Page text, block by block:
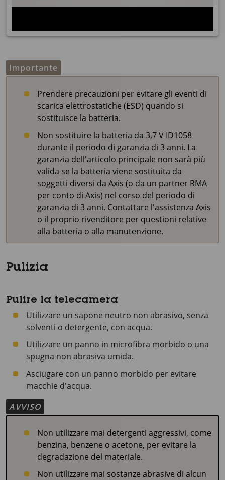
Importante
Prendere precauzioni per evitare gli eventi di
scarica elettrostatiche (ESD) quando si
sostituisce la batteria.
Non sostituire la batteria da 3,7 V ID1058
durante il periodo di garanzia di 3 anni. La
garanzia dell'articolo principale non sarà più
valida se la batteria viene sostituita da
soggetti diversi da Axis (o da un partner RMA
per conto di Axis) nel corso del periodo di
garanzia di 3 anni. Contattare l'assistenza Axis
o il proprio rivenditore per questioni relative
alla batteria o alla manutenzione.
Pulizia
Pulire la telecamera
Utilizzare un sapone neutro non abrasivo, senza
solventi o detergente, con acqua.
Utilizzare un panno in microfibra morbido o una
spugna non abrasiva umida.
Asciugare con un panno morbido per evitare
macchie d'acqua.
AVVISO
Non utilizzare mai detergenti aggressivi, come
benzina, benzene o acetone, per evitare la
degradazione del materiale.
Non utilizzare mai sostanze abrasive di alcun